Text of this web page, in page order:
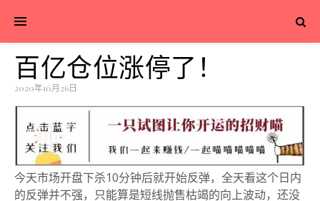
百亿仓位涨停了！
2020年10月26日
今天市场开盘下杀10分钟后就开始反弹，全天看这个日内
的反弹并不强，只能算是短线抛售枯竭的向上波动，还没